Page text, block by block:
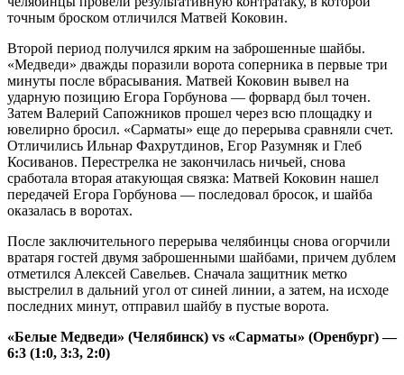
точным броском отличился Матвей Коковин.
Второй период получился ярким на заброшенные шайбы.
«Медведи» дважды поразили ворота соперника в первые три
минуты после вбрасывания. Матвей Коковин вывел на
ударную позицию Егора Горбунова — форвард был точен.
Затем Валерий Сапожников прошел через всю площадку и
ювелирно бросил. «Сарматы» еще до перерыва сравняли счет.
Отличились Ильнар Фахрутдинов, Егор Разумняк и Глеб
Косиванов. Перестрелка не закончилась ничьей, снова
сработала вторая атакующая связка: Матвей Коковин нашел
передачей Егора Горбунова — последовал бросок, и шайба
оказалась в воротах.
После заключительного перерыва челябинцы снова огорчили
вратаря гостей двумя заброшенными шайбами, причем дублем
отметился Алексей Савельев. Сначала защитник метко
выстрелил в дальний угол от синей линии, а затем, на исходе
последних минут, отправил шайбу в пустые ворота.
«Белые Медведи» (Челябинск) vs «Сарматы» (Оренбург) —
6:3 (1:0, 3:3, 2:0)